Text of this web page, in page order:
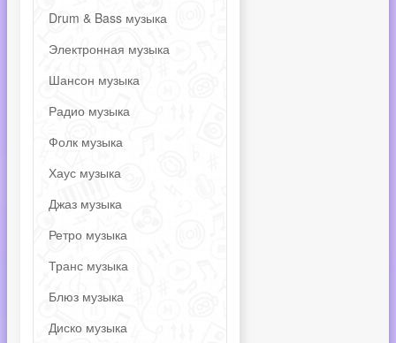
Drum & Bass музыка
Электронная музыка
Шансон музыка
Радио музыка
Фолк музыка
Хаус музыка
Джаз музыка
Ретро музыка
Транс музыка
Блюз музыка
Диско музыка